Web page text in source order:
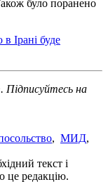
було поранено
в Ірані буде
Підписуйтесь на
, МИД,
текст і
це редакцію.